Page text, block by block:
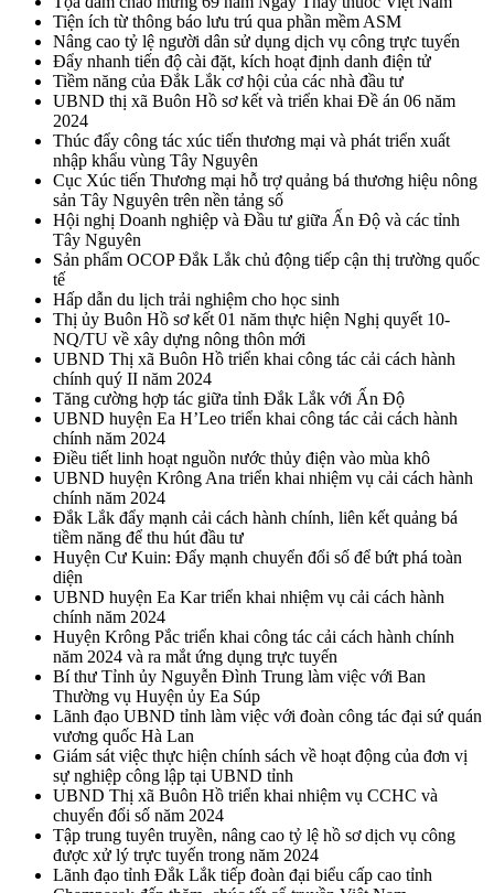
Tiện ích từ thông báo lưu trú qua phần mềm ASM
Nâng cao tỷ lệ người dân sử dụng dịch vụ công trực tuyến
Đẩy nhanh tiến độ cài đặt, kích hoạt định danh điện tử
Tiềm năng của Đắk Lắk cơ hội của các nhà đầu tư
UBND thị xã Buôn Hồ sơ kết và triển khai Đề án 06 năm
2024
Thúc đẩy công tác xúc tiến thương mại và phát triển xuất
nhập khẩu vùng Tây Nguyên
Cục Xúc tiến Thương mại hỗ trợ quảng bá thương hiệu nông
sản Tây Nguyên trên nền tảng số
Hội nghị Doanh nghiệp và Đầu tư giữa Ấn Độ và các tỉnh
Tây Nguyên
Sản phẩm OCOP Đắk Lắk chủ động tiếp cận thị trường quốc
tế
Hấp dẫn du lịch trải nghiệm cho học sinh
Thị ủy Buôn Hồ sơ kết 01 năm thực hiện Nghị quyết 10-
NQ/TU về xây dựng nông thôn mới
UBND Thị xã Buôn Hồ triển khai công tác cải cách hành
chính quý II năm 2024
Tăng cường hợp tác giữa tỉnh Đắk Lắk với Ấn Độ
UBND huyện Ea H’Leo triển khai công tác cải cách hành
chính năm 2024
Điều tiết linh hoạt nguồn nước thủy điện vào mùa khô
UBND huyện Krông Ana triển khai nhiệm vụ cải cách hành
chính năm 2024
Đắk Lắk đẩy mạnh cải cách hành chính, liên kết quảng bá
tiềm năng để thu hút đầu tư
Huyện Cư Kuin: Đẩy mạnh chuyển đổi số để bứt phá toàn
diện
UBND huyện Ea Kar triển khai nhiệm vụ cải cách hành
chính năm 2024
Huyện Krông Pắc triển khai công tác cải cách hành chính
năm 2024 và ra mắt ứng dụng trực tuyến
Bí thư Tỉnh ủy Nguyễn Đình Trung làm việc với Ban
Thường vụ Huyện ủy Ea Súp
Lãnh đạo UBND tỉnh làm việc với đoàn công tác đại sứ quán
vương quốc Hà Lan
Giám sát việc thực hiện chính sách về hoạt động của đơn vị
sự nghiệp công lập tại UBND tỉnh
UBND Thị xã Buôn Hồ triển khai nhiệm vụ CCHC và
chuyển đổi số năm 2024
Tập trung tuyên truyền, nâng cao tỷ lệ hồ sơ dịch vụ công
được xử lý trực tuyến trong năm 2024
Lãnh đạo tỉnh Đắk Lắk tiếp đoàn đại biểu cấp cao tỉnh